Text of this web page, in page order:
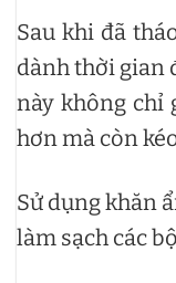
Sau khi đã
dành thời gian
này không chỉ
hơn mà còn
Sử dụng khăn
làm sạch các